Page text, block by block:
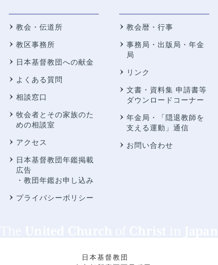
教会・伝道所
教区事務所
日本基督教団への献金
よくある質問
相談窓口
牧会者とその家族のた
めの相談室
アクセス
日本基督教団年鑑掲載
広告
・教団年鑑お申し込み
プライバシーポリシー
教会暦・行事
事務局・出版局・年金
局
リンク
文書・資料集 申請書等
ダウンロードコーナー
年金局・
「隠退教師を
支える運動」通信
お問い合わせ
日本基督教団